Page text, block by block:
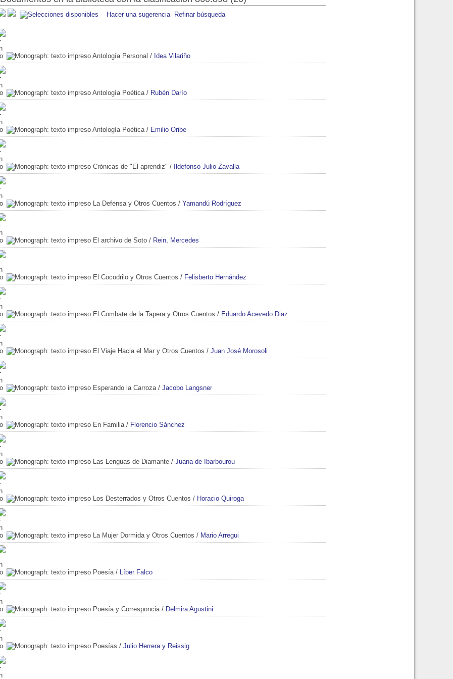
Hacer una sugerencia Refinar búsqueda
Antología Personal / Idea Vilariño
Antología Poética / Rubén Darío
Antología Poética / Emilio Oribe
Crónicas de "El aprendiz" / Ildefonso Julio Zavalla
La Defensa y Otros Cuentos / Yamandú Rodríguez
El archivo de Soto / Rein, Mercedes
El Cocodrilo y Otros Cuentos / Felisberto Hernández
El Combate de la Tapera y Otros Cuentos / Eduardo Acevedo Diaz
El Viaje Hacia el Mar y Otros Cuentos / Juan José Morosoli
Esperando la Carroza / Jacobo Langsner
En Familia / Florencio Sánchez
Las Lenguas de Diamante / Juana de Ibarbourou
Los Desterrados y Otros Cuentos / Horacio Quiroga
La Mujer Dormida y Otros Cuentos / Mario Arregui
Poesía / Líber Falco
Poesía y Corresponcia / Delmira Agustini
Poesías / Julio Herrera y Reissig